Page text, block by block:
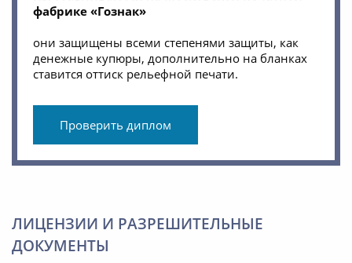
фабрике «Гознак»
они защищены всеми степенями защиты, как
денежные купюры, дополнительно на бланках
ставится оттиск рельефной печати.
Проверить диплом
ЛИЦЕНЗИИ И РАЗРЕШИТЕЛЬНЫЕ
ДОКУМЕНТЫ